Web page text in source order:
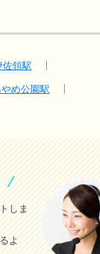
佐領駅
め公園駅
しま
よ